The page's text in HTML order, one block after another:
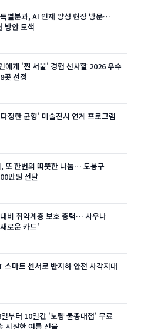
별분과, AI 인재 양성 현장 방문…
방안 모색
에게 '찐 서울' 경험 선사할 2026 우수
곳 선정
정한 균형' 미술전시 연계 프로그램
또 한번의 따뜻한 나눔… 도봉구
만원 전달
비 취약계층 보호 총력… 사우나
로운 카드'
스마트 센서로 반지하 안전 사각지대
부터 10일간 '노량 물총대첩' 무료
시원한 여름 선물